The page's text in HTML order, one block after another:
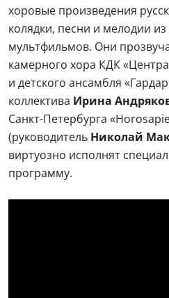
хоровые произведения
колядки, песни и мелодии
мультфильмов. Они
камерного хора КДК
и детского ансамбля
коллектива Ирина
Санкт-Петербурга
(руководитель Николай
виртуозно исполнят
программу.